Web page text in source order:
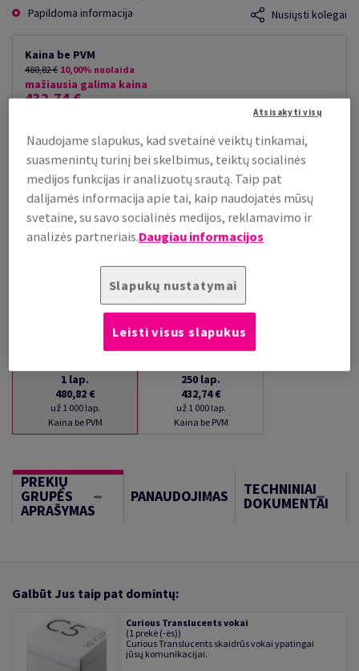
Papildoma informacija
Nusiųsti kolegai
Kaina be PVM
480,82 € 10,00% nuolaida
mažiausia galima kaina
432,74 €
PRISTATYMAS APYTIKSLIAI PER 16 DIENAS (-Ų)
(NEGRĄŽINAMA PREKĖ)
Kiekių palyginimas
lap.
1 lap.
480,82 €
už 1 000 lap.
Kaina be PVM
250 lap.
432,74 €
už 1 000 lap.
Kaina be PVM
PREKIŲ
GRUPĖS
APRAŠYMAS
PANAUDOJIMAS TECHNINIAI
DOKUMENTAI
Galbūt Jus taip pat domintų:
Curious Translucents vokai
(1 prekė (-ės))
Curious Translucents skaidrūs vokai ypatingai
jūsų komunikacijai.
Naudojame slapukus, kad svetainė veiktų tinkamai,
suasmenintų turinį bei skelbimus, teiktų socialinės
medijos funkcijas ir analizuotų srautą. Taip pat
dalijamės informacija apie tai, kaip naudojatės mūsų
svetaine, su savo socialinės medijos, reklamavimo ir
analizės partneriais.Daugiau informacijos
Slapukų nustatymai
Atsisakyti visų
Leisti visus slapukus